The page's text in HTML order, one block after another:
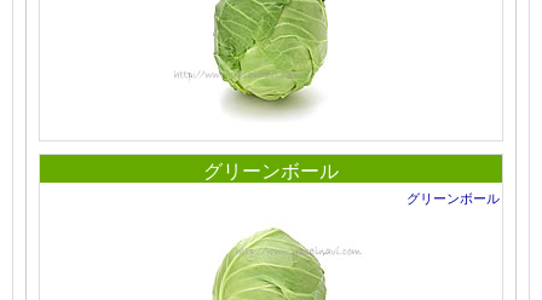
グリーンボール
グリーンボール